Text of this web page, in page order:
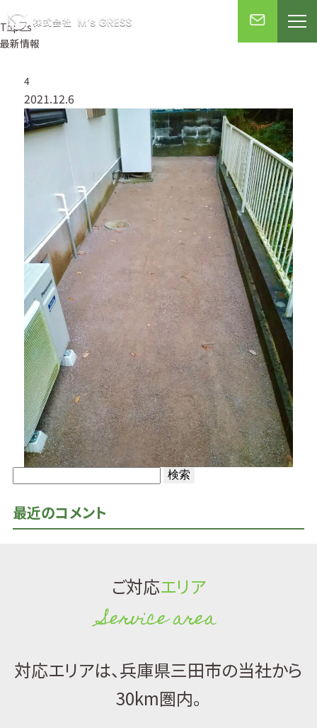
Topics
最新情報
最近のコメント
4
2021.12.6
ご対応エリア
Service area
対応エリアは、兵庫県三田市の当社から
30km圏内。